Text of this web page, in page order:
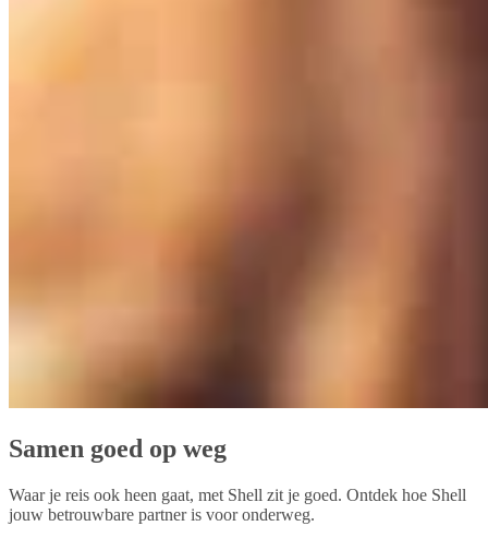
Samen goed op weg
Waar je reis ook heen gaat, met Shell zit je goed. Ontdek hoe Shell
jouw betrouwbare partner is voor onderweg.